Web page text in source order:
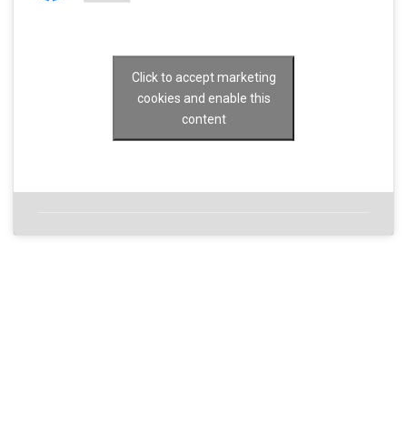
Click to accept marketing
cookies and enable this
content